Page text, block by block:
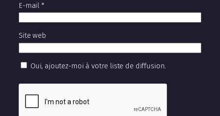
E-mail *
Site web
Oui, ajoutez-moi à votre liste de diffusion.